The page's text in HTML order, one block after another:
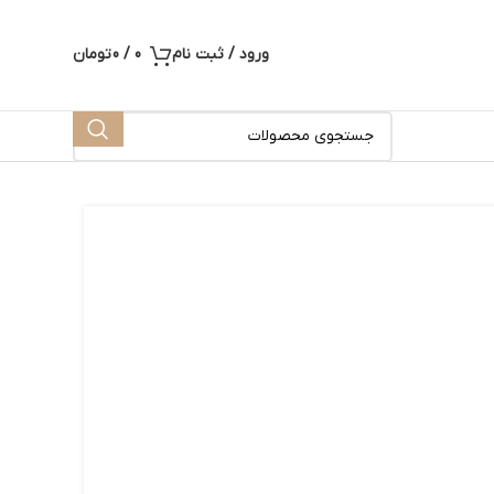
ورود / ثبت نام 0
/
0تومان